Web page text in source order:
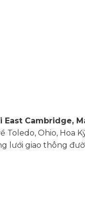
Cambridge,
Ohio, Hoa
lưới giao thông